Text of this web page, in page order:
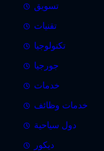
تسويق
تقنيات
تكنولوجيا
جورجيا
خدمات
خدمات وظائف
دول سياحية
ديكور